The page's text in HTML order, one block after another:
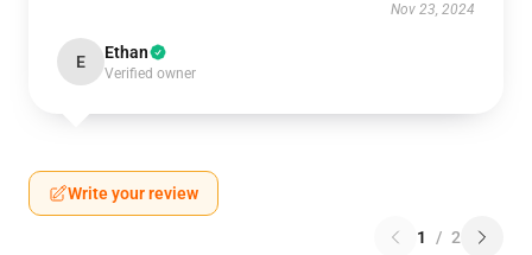
Nov 23, 2024
E Ethan
Verified owner
Write your review
1 / 2